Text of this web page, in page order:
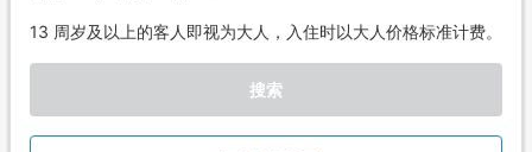
13 周岁及以上的客人即视为大人，入住时以大人价格标准计费。
搜索